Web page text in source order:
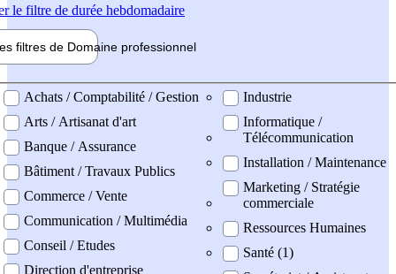
le filtre de durée hebdomadaire
filtres de Domaine professionnel
professionel
Achats / Comptabilité / Gestion
Arts / Artisanat d'art
Banque / Assurance
Bâtiment / Travaux Publics
Commerce / Vente
Communication / Multimédia
Conseil / Etudes
Direction d'entreprise
Industrie
Informatique /
Télécommunication
Installation / Maintenance
Marketing / Stratégie
commerciale
Ressources Humaines
Santé (1)